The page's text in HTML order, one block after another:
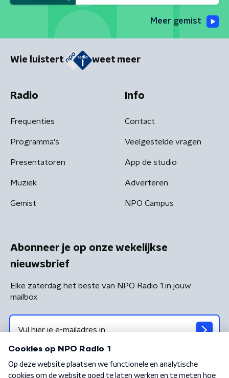
Meer gemist
Wie luistert weet meer
Radio
Frequenties
Programma's
Presentatoren
Muziek
Gemist
Info
Contact
Veelgestelde vragen
App de studio
Adverteren
NPO Campus
Abonneer je op onze wekelijkse
nieuwsbrief
Elke zaterdag het beste van NPO Radio 1 in jouw
mailbox